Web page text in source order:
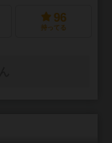
96
持ってる